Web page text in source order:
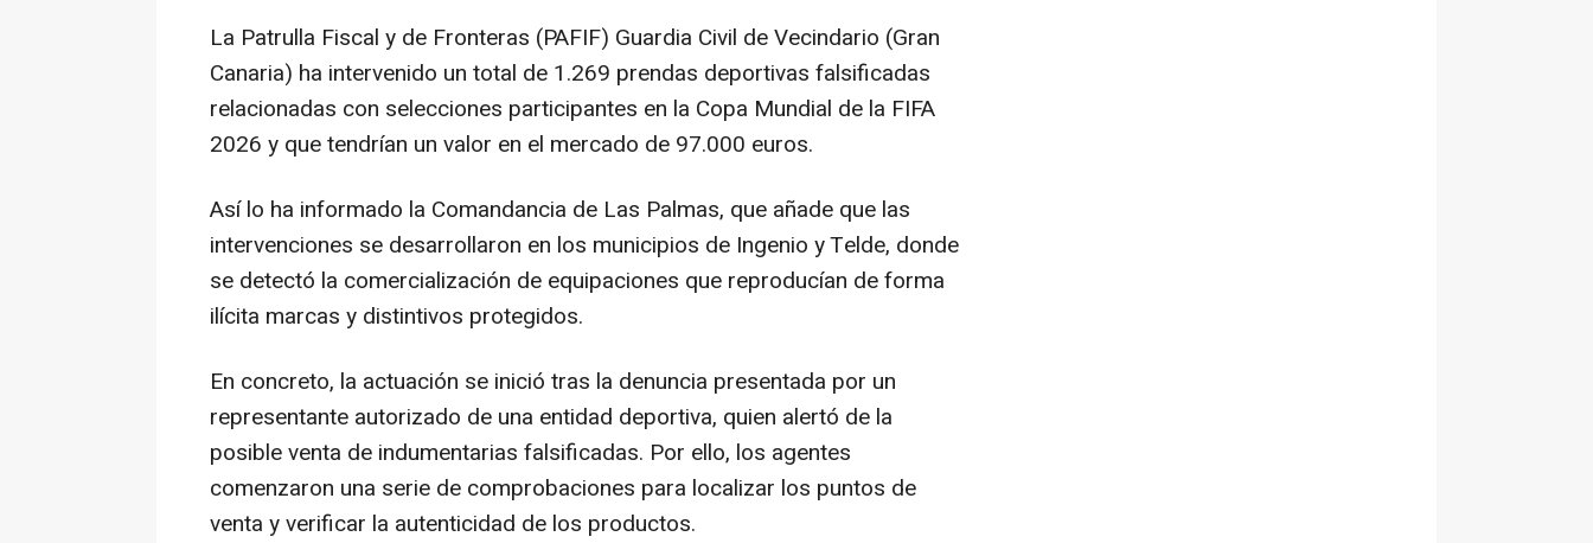
La Patrulla Fiscal y de Fronteras (PAFIF) Guardia Civil de Vecindario (Gran
Canaria) ha intervenido un total de 1.269 prendas deportivas falsificadas
relacionadas con selecciones participantes en la Copa Mundial de la FIFA
2026 y que tendrían un valor en el mercado de 97.000 euros.
Así lo ha informado la Comandancia de Las Palmas, que añade que las
intervenciones se desarrollaron en los municipios de Ingenio y Telde, donde
se detectó la comercialización de equipaciones que reproducían de forma
ilícita marcas y distintivos protegidos.
En concreto, la actuación se inició tras la denuncia presentada por un
representante autorizado de una entidad deportiva, quien alertó de la
posible venta de indumentarias falsificadas. Por ello, los agentes
comenzaron una serie de comprobaciones para localizar los puntos de
venta y verificar la autenticidad de los productos.